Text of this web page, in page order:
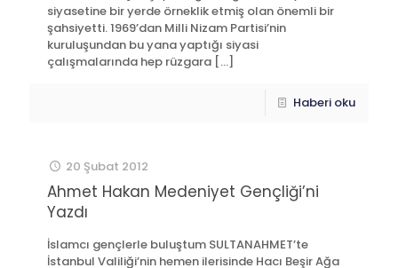
siyasetine bir yerde örneklik etmiş olan önemli bir
şahsiyetti. 1969’dan Milli Nizam Partisi’nin
kuruluşundan bu yana yaptığı siyasi
çalışmalarında hep rüzgara […]
Haberi oku
20 Şubat 2012
Ahmet Hakan Medeniyet Gençliği’ni
Yazdı
İslamcı gençlerle buluştum SULTANAHMET’te
İstanbul Valiliği’nin hemen ilerisinde Hacı Beşir Ağa